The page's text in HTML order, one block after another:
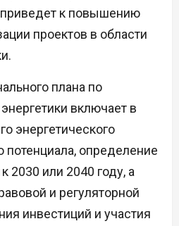
приведет к повышению
проектов в области
плана по
включает в
энергетического
потенциала, определение
2030 или 2040 году, а
и регуляторной
инвестиций и участия